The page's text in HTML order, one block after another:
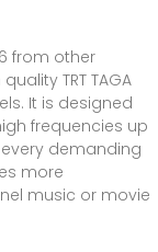
from other
TRT TAGA
It is designed
frequencies up
demanding
more
music or movie